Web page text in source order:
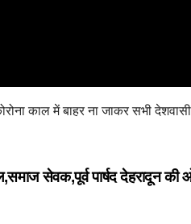
काल में बाहर ना जाकर सभी
सेवक,पूर्व पार्षद देहरादून